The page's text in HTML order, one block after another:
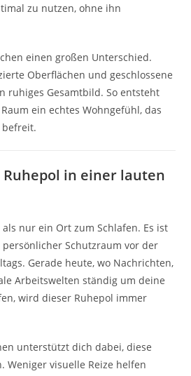
zu nutzen, ohne ihn
einen großen Unterschied.
Oberflächen und geschlossene
ruhiges Gesamtbild. So entsteht
ein echtes Wohngefühl, das
Ruhepol in einer lauten
nur ein Ort zum Schlafen. Es ist
Schutzraum vor der
Gerade heute, wo Nachrichten,
Arbeitswelten ständig um deine
wird dieser Ruhepol immer
unterstützt dich dabei, diese
Weniger visuelle Reize helfen